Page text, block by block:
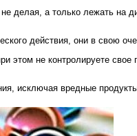
делая, а только лежать на
действия, они в свою
этом не контролируете свое
исключая вредные